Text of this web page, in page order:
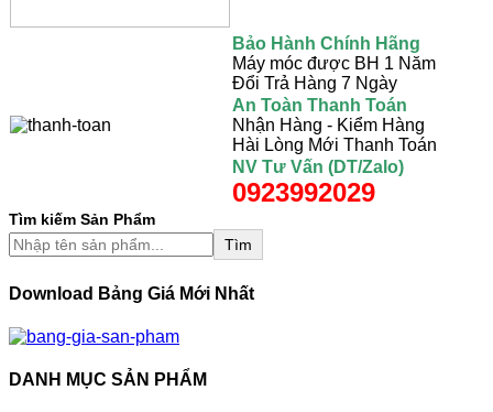
Bảo Hành Chính Hãng
Máy móc được BH 1 Năm
Đổi Trả Hàng 7 Ngày
An Toàn Thanh Toán
Nhận Hàng - Kiểm Hàng
Hài Lòng Mới Thanh Toán
NV Tư Vấn (DT/Zalo)
0923992029
Tìm kiếm Sản Phẩm
Tìm
Download Bảng Giá Mới Nhất
DANH MỤC SẢN PHẨM